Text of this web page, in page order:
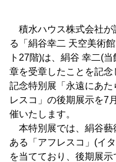
積水ハウス株式会社が
る「絹谷幸二 天空美術
ト27階)は、絹谷 幸二(
章を受章したことを記
記念特別展「永遠にあ
レスコ」の後期展示を7
催いたします。
本特別展では、絹谷藝
ある「アフレスコ」(イ
を当てており、後期展